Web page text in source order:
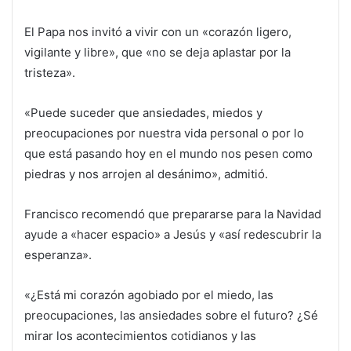
El Papa nos invitó a vivir con un «corazón ligero,
vigilante y libre», que «no se deja aplastar por la
tristeza».
«Puede suceder que ansiedades, miedos y
preocupaciones por nuestra vida personal o por lo
que está pasando hoy en el mundo nos pesen como
piedras y nos arrojen al desánimo», admitió.
Francisco recomendó que prepararse para la Navidad
ayude a «hacer espacio» a Jesús y «así redescubrir la
esperanza».
«¿Está mi corazón agobiado por el miedo, las
preocupaciones, las ansiedades sobre el futuro? ¿Sé
mirar los acontecimientos cotidianos y las